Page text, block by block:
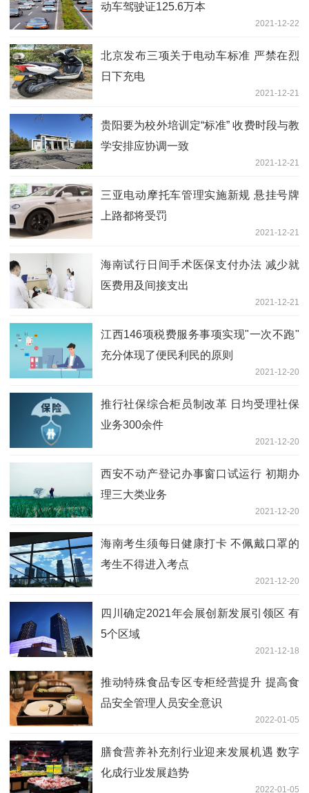
动车驾驶证125.6万本
2021-12-22
北京发布三项关于电动车标准 严禁在烈
日下充电
2021-12-21
贵阳要为校外培训定“标准” 收费时段与教
学安排应协调一致
2021-12-21
三亚电动摩托车管理实施新规 悬挂号牌
上路都将受罚
2021-12-21
海南试行日间手术医保支付办法 减少就
医费用及间接支出
2021-12-21
江西146项税费服务事项实现"一次不跑"
充分体现了便民利民的原则
2021-12-20
推行社保综合柜员制改革 日均受理社保
业务300余件
2021-12-20
西安不动产登记办事窗口试运行 初期办
理三大类业务
2021-12-20
海南考生须每日健康打卡 不佩戴口罩的
考生不得进入考点
2021-12-20
四川确定2021年会展创新发展引领区 有
5个区域
2021-12-18
推动特殊食品专区专柜经营提升 提高食
品安全管理人员安全意识
2022-01-05
膳食营养补充剂行业迎来发展机遇 数字
化成行业发展趋势
2022-01-05